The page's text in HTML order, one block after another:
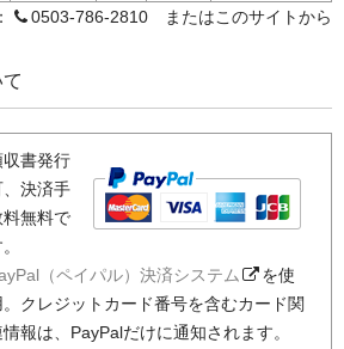
0503-786-2810 またはこのサイトから
収書発行
、決済手
料無料で
（ペイパル）決済システム
を使
。クレジットカード番号を含むカード関
情報は、PayPalだけに通知されます。